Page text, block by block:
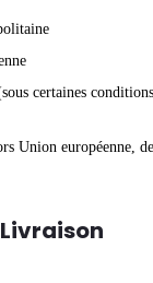
certaines
Union européenne,